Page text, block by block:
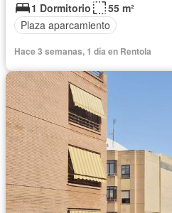
1 Dormitorio
55 m²
Plaza aparcamiento
Hace 3 semanas, 1 día en Rentola